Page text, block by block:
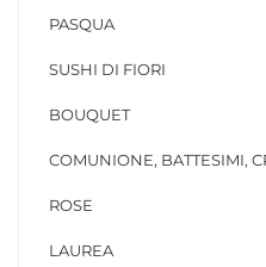
PASQUA
SUSHI DI FIORI
BOUQUET
COMUNIONE, BATTESIMI,
ROSE
LAUREA